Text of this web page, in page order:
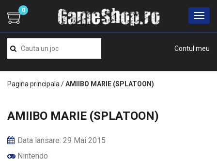
Contul meu
0
Pagina principala /AMIIBO MARIE (SPLATOON)
AMIIBO MARIE (SPLATOON)
Data lansare: 29 Mai 2015
Nintendo